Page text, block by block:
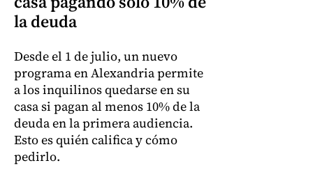
la deuda
Desde el 1 de julio, un nuevo
programa en Alexandria permite
a los inquilinos quedarse en su
casa si pagan al menos 10% de la
deuda en la primera audiencia.
Esto es quién califica y cómo
pedirlo.